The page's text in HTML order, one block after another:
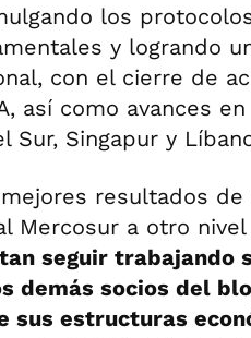
los
y logrando
con el cierre de
así como avances
Sur, Singapur y
resultados
Mercosur a otro nivel
seguir trabajando
demás socios del
sus estructuras